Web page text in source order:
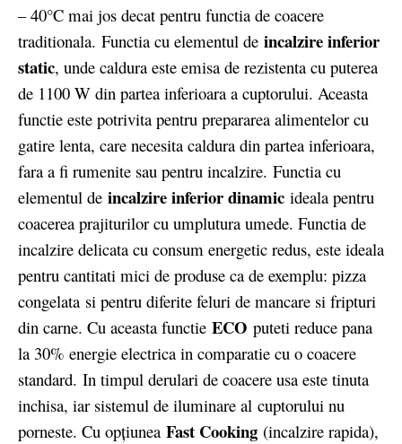
– 40°C mai jos decat pentru functia de coacere
traditionala. Functia cu elementul de incalzire inferior
static, unde caldura este emisa de rezistenta cu puterea
de 1100 W din partea inferioara a cuptorului. Aceasta
functie este potrivita pentru prepararea alimentelor cu
gatire lenta, care necesita caldura din partea inferioara,
fara a fi rumenite sau pentru incalzire. Functia cu
elementul de incalzire inferior dinamic ideala pentru
coacerea prajiturilor cu umplutura umede. Functia de
incalzire delicata cu consum energetic redus, este ideala
pentru cantitati mici de produse ca de exemplu: pizza
congelata si pentru diferite feluri de mancare si fripturi
din carne. Cu aceasta functie ECO puteti reduce pana
la 30% energie electrica in comparatie cu o coacere
standard. In timpul derulari de coacere usa este tinuta
inchisa, iar sistemul de iluminare al cuptorului nu
porneste. Cu opţiunea Fast Cooking (incalzire rapida),